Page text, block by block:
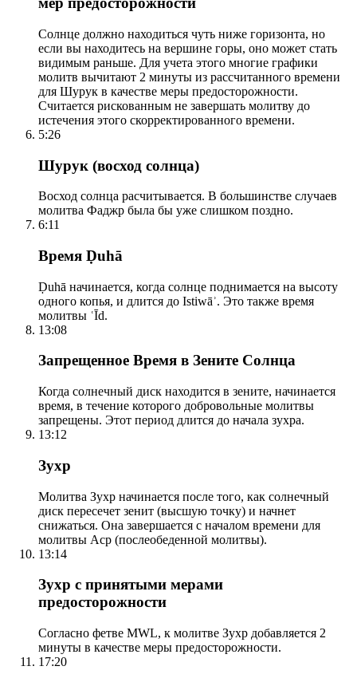
Солнце должно находиться чуть ниже горизонта, но
если вы находитесь на вершине горы, оно может стать
видимым раньше. Для учета этого многие графики
молитв вычитают 2 минуты из рассчитанного времени
для Шурук в качестве меры предосторожности.
Считается рискованным не завершать молитву до
истечения этого скорректированного времени.
5:26
Шурук (восход солнца)
Восход солнца расчитывается. В большинстве случаев
молитва Фаджр была бы уже слишком поздно.
6:11
Время Ḍuhā
Ḍuhā начинается, когда солнце поднимается на высоту
одного копья, и длится до Istiwāʾ. Это также время
молитвы ʿĪd.
13:08
Запрещенное Время в Зените Солнца
Когда солнечный диск находится в зените, начинается
время, в течение которого добровольные молитвы
запрещены. Этот период длится до начала зухра.
13:12
Зухр
Молитва Зухр начинается после того, как солнечный
диск пересечет зенит (высшую точку) и начнет
снижаться. Она завершается с началом времени для
молитвы Аср (послеобеденной молитвы).
13:14
Зухр с принятыми мерами
предосторожности
Согласно фетве MWL, к молитве Зухр добавляется 2
минуты в качестве меры предосторожности.
17:20